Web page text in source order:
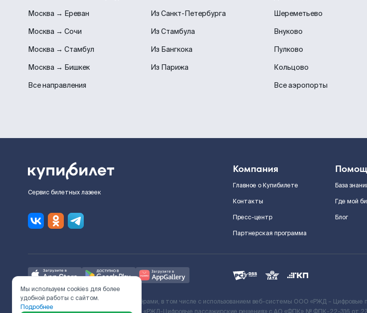
Москва → Ереван
Москва → Сочи
Москва → Стамбул
Москва → Бишкек
Все направления
Из Санкт-Петербурга
Из Стамбула
Из Бангкока
Из Парижа
Шереметьево
Внуково
Пулково
Кольцово
Все аэропорты
Сервис билетных лазеек
Компания
Главное о Купибилете
Контакты
Пресс-центр
Партнерская программа
База
Где мой
Блог
Ж/Д билеты предоставляются партнёрами, в том числе с использованием веб-системы ООО «РЖД –
Мы используем cookies для более
удобной работы с сайтом.
Подробнее